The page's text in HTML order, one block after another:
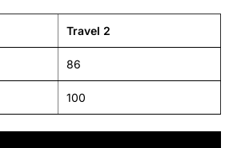
Travel 2
86
100